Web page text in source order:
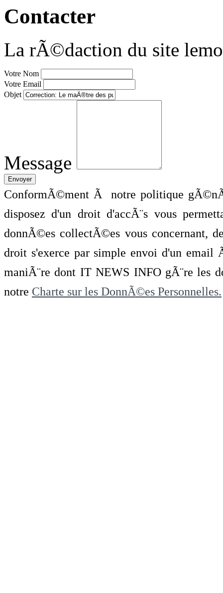
Contacter
La rÃ©daction du site
Votre Nom
Votre Email
Objet
Message
ConformÃ©ment Ã notre politique
disposez d'un droit d'accÃ¨s vous
donnÃ©es collectÃ©es vous concernant,
droit s'exerce par simple envoi d'un
maniÃ¨re dont IT NEWS INFO gÃ¨re les
notre Charte sur les DonnÃ©es Personnelles.